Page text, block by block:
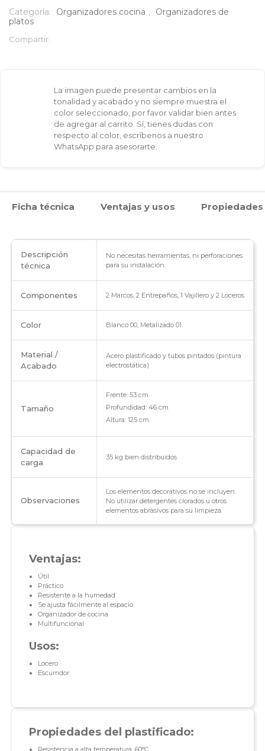
pie
Organización
optimización
espacio
en
cocina
cantidad
Categoría: Organizadores cocina , Organizadores de
platos
Compartir:
La imagen puede presentar cambios en la
tonalidad y acabado y no siempre muestra el
color seleccionado, por favor validar bien antes
de agregar al carrito. Sí, tienes dudas con
respecto al color, escríbenos a nuestro
WhatsApp para asesorarte.
Ficha técnica Ventajas y usos Propiedades
Descripción
técnica
No necesitas herramientas, ni perforaciones
para su instalación.
Componentes 2 Marcos, 2 Entrepaños, 1 Vajillero y 2 Loceros
Color Blanco 00, Metalizado 01
Material /
Acabado
Acero plastificado y tubos pintados (pintura
electrostática)
Tamaño
Frente: 53 cm
Profundidad: 46 cm
Altura: 125 cm
Capacidad de
carga
35 kg bien distribuidos
Observaciones
Los elementos decorativos no se incluyen.
No utilizar detergentes clorados u otros
elementos abrasivos para su limpieza.
Ventajas:
Útil
Práctico
Resistente a la humedad
Se ajusta fácilmente al espacio
Organizador de cocina
Multifuncional
Usos:
Locero
Escurridor
Propiedades del plastificado: